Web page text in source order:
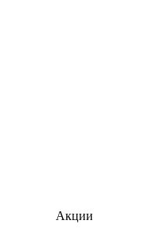
Акции